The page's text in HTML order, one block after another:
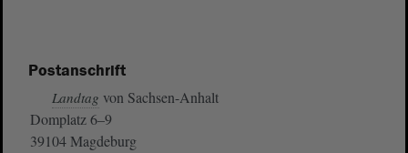
Postanschrift
Landtag von Sachsen-Anhalt
Domplatz 6–9
39104 Magdeburg